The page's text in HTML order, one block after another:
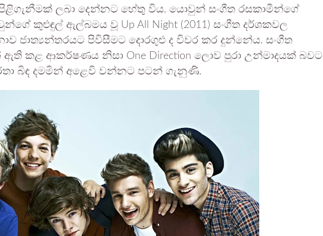
ලබා දෙන්නට හේතු විය. යොවුන් සංගීත රසකාමීන්ගේ
කුළුඳුල් ඇල්බමය වූ Up All Night (2011) සංගීත දර්ශකවල
ජාත්‍යන්තරයට පිවිසීමට දොරගුළු ද විවර කර දුන්නේය. සංගීත
කළ ආකර්ෂණය නිසා One Direction ලොව පුරා උන්මාදයක් බවට
බිඳ දමමින් අළෙවි වන්නට පටන් ගැනුණි.